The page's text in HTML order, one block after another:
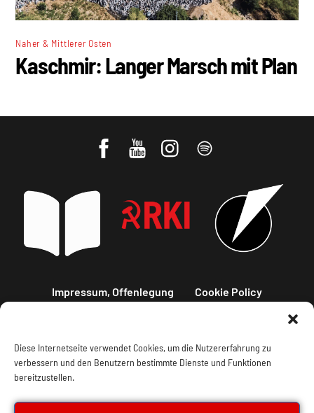
Diese Internetseite verwendet Cookies, um die Nutzererfahrung zu
verbessern und den Benutzern bestimmte Dienste und Funktionen
bereitzustellen.
Naher & Mittlerer Osten
Kaschmir: Langer Marsch mit Plan
Impressum, Offenlegung Cookie Policy